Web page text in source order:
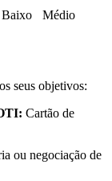
de copy trading
Baixo Médio
seus objetivos:
Cartão de
ou negociação de